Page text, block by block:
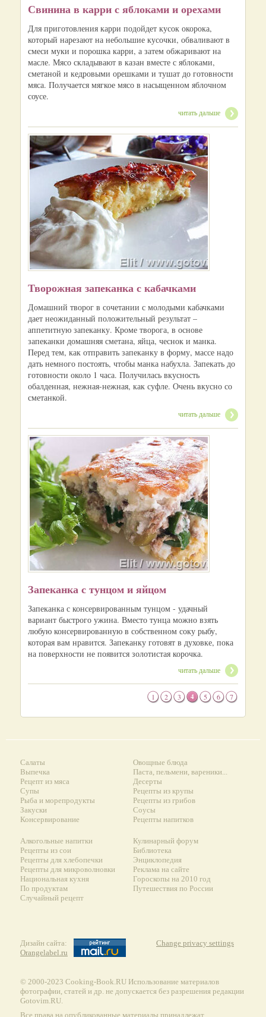
Свинина в карри с яблоками и орехами
Для приготовления карри подойдет кусок окорока,
который нарезают на небольшие кусочки, обваливают в
смеси муки и порошка карри, а затем обжаривают на
масле. Мясо складывают в казан вместе с яблоками,
сметаной и кедровыми орешками и тушат до готовности
мяса. Получается мягкое мясо в насыщенном яблочном
соусе.
читать дальше
Творожная запеканка с кабачками
Домашний творог в сочетании с молодыми кабачками
дает неожиданный положительный результат –
аппетитную запеканку. Кроме творога, в основе
запеканки домашняя сметана, яйца, чеснок и манка.
Перед тем, как отправить запеканку в форму, массе надо
дать немного постоять, чтобы манка набухла. Запекать до
готовности около 1 часа. Получилась вкусность
обалденная, нежная-нежная, как суфле. Очень вкусно со
сметанкой.
читать дальше
Запеканка с тунцом и яйцом
Запеканка с консервированным тунцом - удачный
вариант быстрого ужина. Вместо тунца можно взять
любую консервированную в собственном соку рыбу,
которая вам нравится. Запеканку готовят в духовке, пока
на поверхности не появится золотистая корочка.
читать дальше
1 2 3 4 5 6 7
Салаты
Выпечка
Рецепт из мяса
Супы
Рыба и морепродукты
Закуски
Консервирование
Овощные блюда
Паста, пельмени, вареники...
Десерты
Рецепты из крупы
Рецепты из грибов
Соусы
Рецепты напитков
Алкогольные напитки
Рецепты из сои
Рецепты для хлебопечки
Рецепты для микроволновки
Национальная кухня
По продуктам
Случайный рецепт
Кулинарный форум
Библиотека
Энциклопедия
Реклама на сайте
Гороскопы на 2010 год
Путешествия по России
Дизайн сайта:
Orangelabel.ru
Change privacy settings
© 2000-2023 Сooking-Book.RU Использование материалов
фотографии, статей и др. не допускается без разрешения редакции
Gotovim.RU.
Все права на опубликованные материалы принадлежат